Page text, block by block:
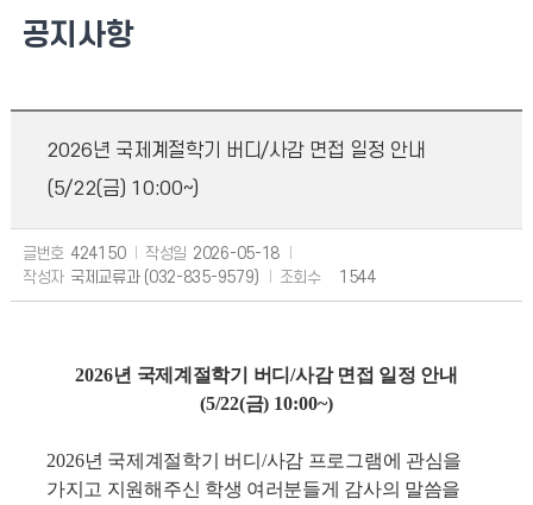
공지사항
2026년 국제계절학기 버디/사감 면접 일정 안내
(5/22(금) 10:00~)
글번호 424150 작성일 2026-05-18
작성자 국제교류과 (032-835-9579) 조회수 1544
2026년 국제계절학기 버디 /사감 면접 일정 안내
(5/22(금) 10:00~)
2026년 국제계절학기 버디 /사감 프로그램에 관심을
가지고 지원해주신 학생 여러분들게 감사의 말씀을